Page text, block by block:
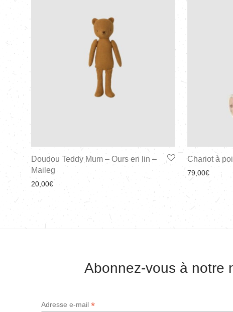
Doudou Teddy Mum – Ours en lin –
Maileg
20,00€
Chariot à
79,00€
Abonnez-vous à notre
Adresse e-mail *